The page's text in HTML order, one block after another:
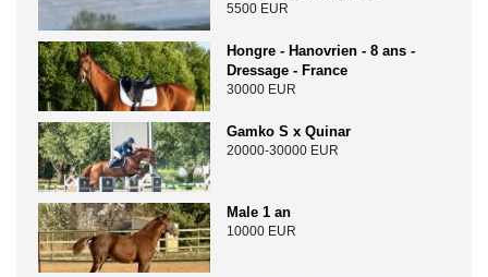
5500 EUR
Hongre - Hanovrien - 8 ans -
Dressage - France
30000 EUR
Gamko S x Quinar
20000-30000 EUR
Male 1 an
10000 EUR